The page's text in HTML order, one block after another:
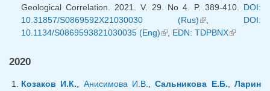
Geological Correlation. 2021. V. 29. No 4. P. 389-410. DOI:
10.31857/S0869592X21030030 (Rus)(внешняя
ссылка)
DOI:
10.1134/S0869593821030035 (Eng)(внешняя ссылка)
EDN: TDPBNX(внешняя
2020
Козаков И.К., Анисимова И.В.,Сальникова Е.Б.,Ларин